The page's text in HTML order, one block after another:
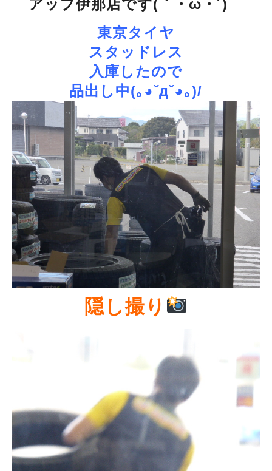
アップ伊那店です(｀・ω・´)ゞ
東京タイヤ
スタッドレス
入庫したので
品出し中(｡◕ˇдˇ​◕｡)/
隠し撮り